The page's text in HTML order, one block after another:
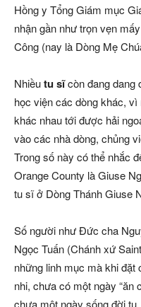
Hồng y Tổng Giám mục
nhận gần như trọn vẹn
Công (nay là Dòng Mẹ
Nhiềutu sĩcòn đang dang
học viện các dòng khác,
khác nhau tới được hải
vào các nhà dòng, chủng
Trong số này có thể nhắc
Orange County là Giuse
tu sĩ ở Dòng Thánh Giuse
Số người như Đức cha
Ngọc Tuấn (Chánh xứ
những linh mục mà khi đặt
nhi, chưa có một ngày “ăn
chưa một ngày sống đời tu.